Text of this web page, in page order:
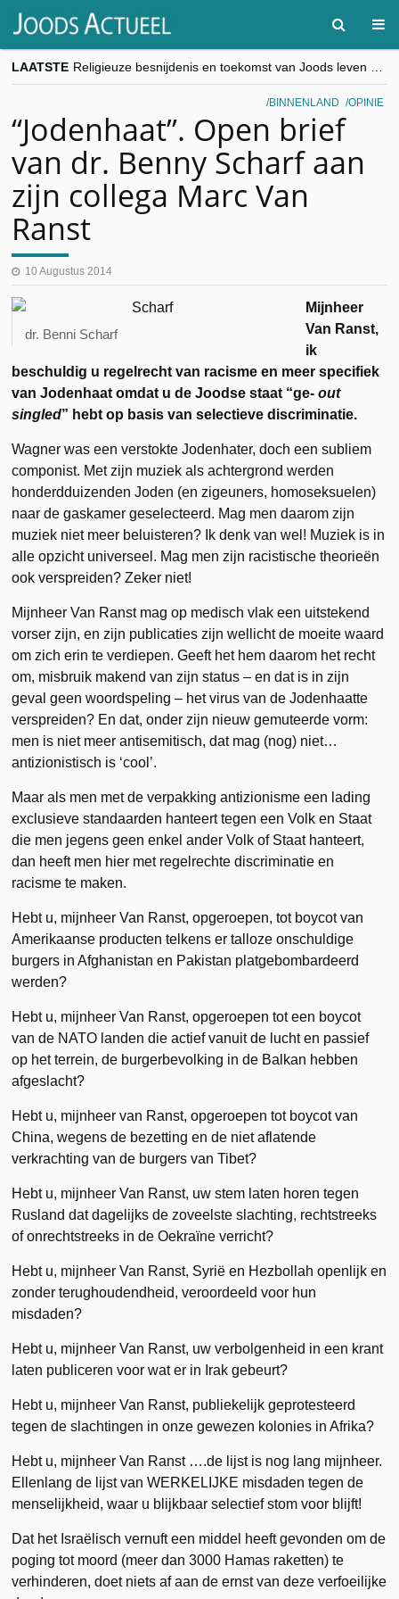
LAATSTE
“Besnijdenisdebat toont hoe moeilijk seculiere Westen minderheden begrijpt”, Jinnih Beels (Vooruit)
CITYTRIP | ROEMENIË – Boekarest: de verrassing van Oost-Europa
BINNENLAND OPINIE
“Jodenhaat”. Open brief
van dr. Benny Scharf aan
zijn collega Marc Van
Ranst
10 Augustus 2014
dr. Benni Scharf
Mijnheer
Van Ranst,
ik
beschuldig u regelrecht van racisme en meer specifiek
van Jodenhaat omdat u de Joodse staat “ge-out
singled” hebt op basis van selectieve discriminatie.
Wagner was een verstokte Jodenhater, doch een subliem
componist. Met zijn muziek als achtergrond werden
honderdduizenden Joden (en zigeuners, homoseksuelen)
naar de gaskamer geselecteerd. Mag men daarom zijn
muziek niet meer beluisteren? Ik denk van wel! Muziek is in
alle opzicht universeel. Mag men zijn racistische theorieën
ook verspreiden? Zeker niet!
Mijnheer Van Ranst mag op medisch vlak een uitstekend
vorser zijn, en zijn publicaties zijn wellicht de moeite waard
om zich erin te verdiepen. Geeft het hem daarom het recht
om, misbruik makend van zijn status – en dat is in zijn
geval geen woordspeling – het virus van de Jodenhaatte
verspreiden? En dat, onder zijn nieuw gemuteerde vorm:
men is niet meer antisemitisch, dat mag (nog) niet…
antizionistisch is ‘cool’.
Maar als men met de verpakking antizionisme een lading
exclusieve standaarden hanteert tegen een Volk en Staat
die men jegens geen enkel ander Volk of Staat hanteert,
dan heeft men hier met regelrechte discriminatie en
racisme te maken.
Hebt u, mijnheer Van Ranst, opgeroepen, tot boycot van
Amerikaanse producten telkens er talloze onschuldige
burgers in Afghanistan en Pakistan platgebombardeerd
werden?
Hebt u, mijnheer Van Ranst, opgeroepen tot een boycot
van de NATO landen die actief vanuit de lucht en passief
op het terrein, de burgerbevolking in de Balkan hebben
afgeslacht?
Hebt u, mijnheer van Ranst, opgeroepen tot boycot van
China, wegens de bezetting en de niet aflatende
verkrachting van de burgers van Tibet?
Hebt u, mijnheer Van Ranst, uw stem laten horen tegen
Rusland dat dagelijks de zoveelste slachting, rechtstreeks
of onrechtstreeks in de Oekraïne verricht?
Hebt u, mijnheer Van Ranst, Syrië en Hezbollah openlijk en
zonder terughoudendheid, veroordeeld voor hun
misdaden?
Hebt u, mijnheer Van Ranst, uw verbolgenheid in een krant
laten publiceren voor wat er in Irak gebeurt?
Hebt u, mijnheer Van Ranst, publiekelijk geprotesteerd
tegen de slachtingen in onze gewezen kolonies in Afrika?
Hebt u, mijnheer Van Ranst ….de lijst is nog lang mijnheer.
Ellenlang de lijst van WERKELIJKE misdaden tegen de
menselijkheid, waar u blijkbaar selectief stom voor blijft!
Dat het Israëlisch vernuft een middel heeft gevonden om de
poging tot moord (meer dan 3000 Hamas raketten) te
verhinderen, doet niets af aan de ernst van deze verfoeilijke